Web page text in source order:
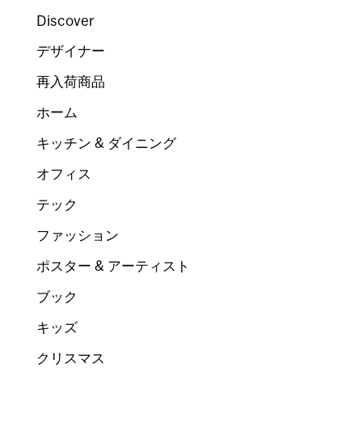
Discover
デザイナー
再入荷商品
ホーム
キッチン & ダイニング
オフィス
テック
ファッション
ポスター & アーティスト
ブック
キッズ
クリスマス